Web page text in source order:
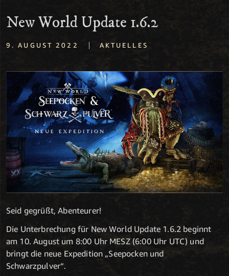
New World Update 1.6.2
9. AUGUST 2022 | AKTUELLES
Seid gegrüßt, Abenteurer!
Die Unterbrechung für New World Update 1.6.2 beginnt
am 10. August um 8:00 Uhr MESZ (6:00 Uhr UTC) und
bringt die neue Expedition „Seepocken und
Schwarzpulver“.